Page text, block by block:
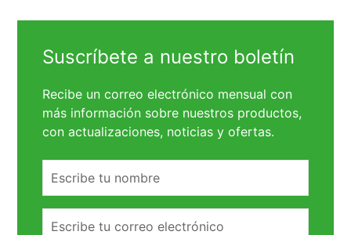
Suscríbete a nuestro boletín
Recibe un correo electrónico mensual con
más información sobre nuestros productos,
con actualizaciones, noticias y ofertas.